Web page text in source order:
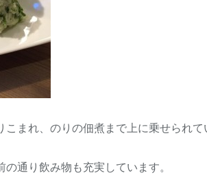
こまれ、のりの佃煮まで上に乗せられて
通り飲み物も充実しています。